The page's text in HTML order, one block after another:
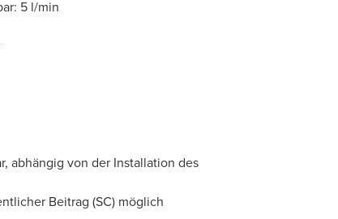
5 l/min
abhängig von der Installation des
Beitrag (SC) möglich